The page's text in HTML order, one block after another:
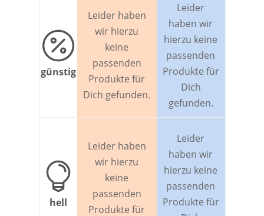

günstig
Leider haben
wir hierzu
keine
passenden
Produkte für
Dich gefunden.
Leider
haben wir
hierzu keine
passenden
Produkte für
Dich
gefunden.

hell
Leider haben
wir hierzu
keine
passenden
Produkte für
Leider
haben wir
hierzu keine
passenden
Produkte für